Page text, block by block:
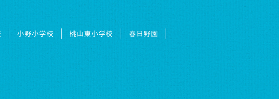
小野小学校 桃山東小学校
春日野園